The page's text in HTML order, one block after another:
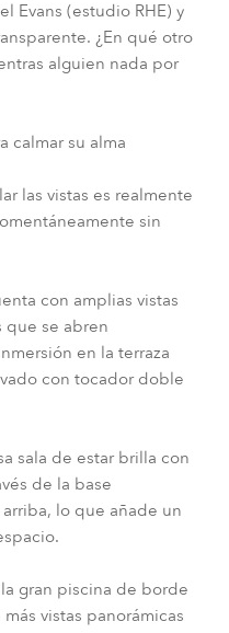
Evans (estudio RHE) y
¿En qué otro
alguien nada por
calmar su alma
las vistas es realmente
sin
con amplias vistas
que se abren
en la terraza
con tocador doble
sala de estar brilla con
de la base
lo que añade un
gran piscina de borde
vistas panorámicas